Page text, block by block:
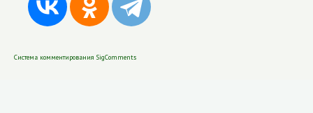
Система комментирования SigComments